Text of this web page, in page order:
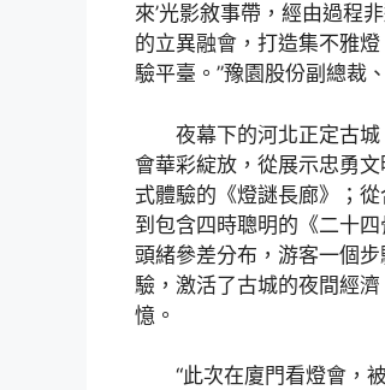
來’光影敘事帶，經由過程
的立異融會，打造集不雅
驗平臺。”豫園股份副總裁
夜幕下的河北正定古
會華彩綻放，從展示忠勇
式體驗的《燈謎長廊》；
到包含四時聰明的《二十
頭緒參差分布，游客一個
驗，激活了古城的夜間經
憶。
“此次在廈門看燈會，